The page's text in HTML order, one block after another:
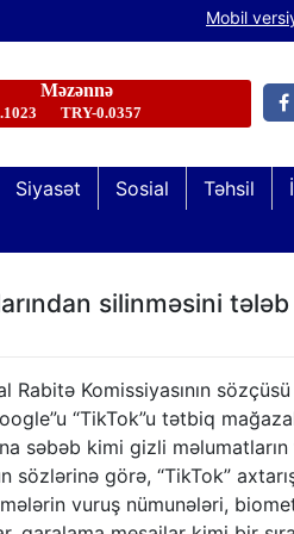
Mobil
Siyasət Sosial Təhsil
silinməsini
Rabitə Komissiyasının
“TikTok”u tətbiq
səbəb kimi gizli məlumatların
sözlərinə görə, “TikTok”
vuruş nümunələri,
Şəhid və qazi